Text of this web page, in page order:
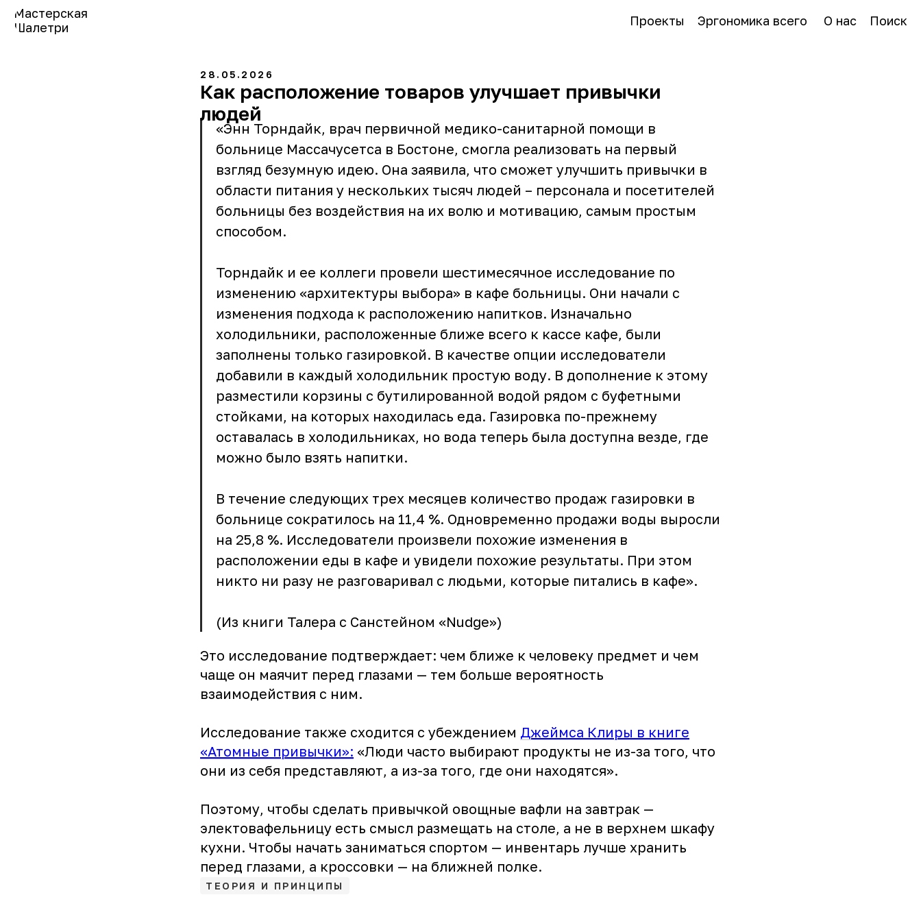
Поиск
О нас
Эргономика всего
Проекты
Мастерская
Шалетри
28.05.2026
Как расположение товаров улучшает привычки
людей
«Энн Торндайк, врач первичной медико-санитарной помощи в
больнице Массачусетса в Бостоне, смогла реализовать на первый
взгляд безумную идею. Она заявила, что сможет улучшить привычки в
области питания у нескольких тысяч людей – персонала и посетителей
больницы без воздействия на их волю и мотивацию, самым простым
способом.
Торндайк и ее коллеги провели шестимесячное исследование по
изменению «архитектуры выбора» в кафе больницы. Они начали с
изменения подхода к расположению напитков. Изначально
холодильники, расположенные ближе всего к кассе кафе, были
заполнены только газировкой. В качестве опции исследователи
добавили в каждый холодильник простую воду. В дополнение к этому
разместили корзины с бутилированной водой рядом с буфетными
стойками, на которых находилась еда. Газировка по-прежнему
оставалась в холодильниках, но вода теперь была доступна везде, где
можно было взять напитки.
В течение следующих трех месяцев количество продаж газировки в
больнице сократилось на 11,4 %. Одновременно продажи воды выросли
на 25,8 %. Исследователи произвели похожие изменения в
расположении еды в кафе и увидели похожие результаты. При этом
никто ни разу не разговаривал с людьми, которые питались в кафе».
(Из книги Талера с Санстейном «Nudge»)
Это исследование подтверждает: чем ближе к человеку предмет и чем
чаще он маячит перед глазами — тем больше вероятность
взаимодействия с ним.
Исследование также сходится с убеждением Джеймса Клиры в книге
«Атомные привычки»: «Люди часто выбирают продукты не из-за того, что
они из себя представляют, а из-за того, где они находятся».
Поэтому, чтобы сделать привычкой овощные вафли на завтрак —
электовафельницу есть смысл размещать на столе, а не в верхнем шкафу
кухни. Чтобы начать заниматься спортом — инвентарь лучше хранить
перед глазами, а кроссовки — на ближней полке.
ТЕОРИЯ И ПРИНЦИПЫ